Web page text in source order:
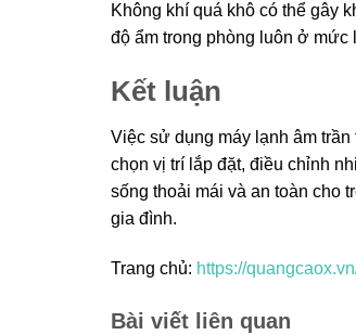
Không khí quá khô có thể gây
độ ẩm trong phòng luôn ở
Kết luận
Việc sử dụng máy lạnh âm
chọn vị trí lắp đặt, điều chỉnh
sống thoải mái và an toàn cho
gia đình.
Trang chủ: https://
Bài viết liên quan